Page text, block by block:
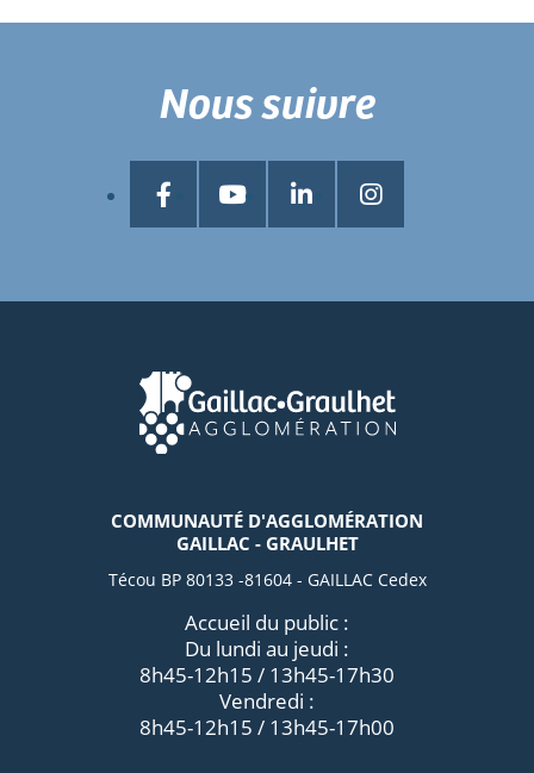
COMMUNAUTÉ D'AGGLOMÉRATION
GAILLAC - GRAULHET
Técou BP 80133 -81604 - GAILLAC Cedex
Accueil du public :
Du lundi au jeudi :
8h45-12h15 / 13h45-17h30
Vendredi :
8h45-12h15 / 13h45-17h00
Nous suivre